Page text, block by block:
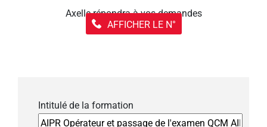
Axelle répondra à vos demandes
AFFICHER LE N°
Intitulé de la formation